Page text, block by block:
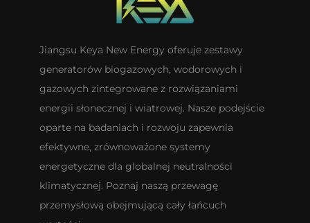
Jiangsu Keya New Energy oferuje zestawy
generatorów biogazowych, wodorowych i
gazowych zintegrowane z rozwiązaniami
energii słonecznej i wiatrowej. Nasze podejście
oparte na badaniach i rozwoju zapewnia
efektywne, zrównoważone systemy
energetyczne dla globalnej neutralności
klimatycznej. Poznaj naszą przewagę
przemysłową obejmującą cały łańcuch